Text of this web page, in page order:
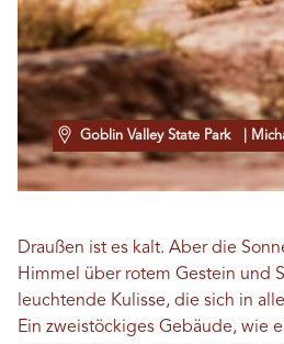
Goblin Valley State Park |
Draußen ist es kalt. Aber die
Himmel über rotem Gestein und
leuchtende Kulisse, die sich in
Ein zweistöckiges Gebäude, wie